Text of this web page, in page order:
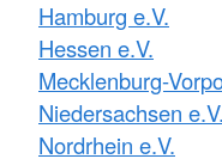
Hamburg e.V.
Hessen e.V.
Mecklenburg-
Niedersachsen e.V.
Nordrhein e.V.